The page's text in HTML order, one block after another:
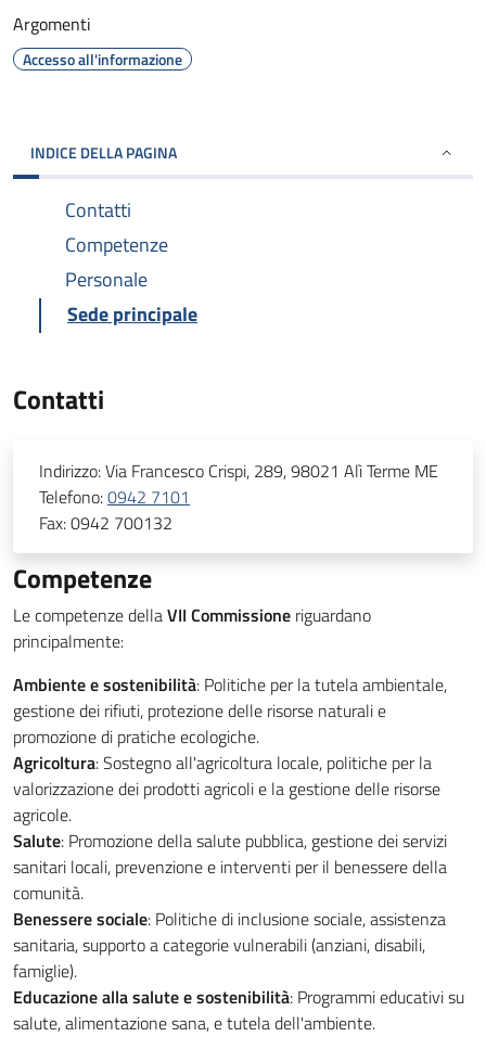
Argomenti
Accesso all'informazione
INDICE DELLA PAGINA
Contatti
Competenze
Personale
Sede principale
Contatti
Indirizzo:Via Francesco Crispi, 289, 98021 Alì Terme ME
Telefono:0942 7101
Fax:0942 700132
Competenze
Le competenze dellaVII Commissione riguardano
principalmente:
Ambiente e sostenibilità: Politiche per la tutela ambientale,
gestione dei rifiuti, protezione delle risorse naturali e
promozione di pratiche ecologiche.
Agricoltura: Sostegno all'agricoltura locale, politiche per la
valorizzazione dei prodotti agricoli e la gestione delle risorse
agricole.
Salute: Promozione della salute pubblica, gestione dei servizi
sanitari locali, prevenzione e interventi per il benessere della
comunità.
Benessere sociale: Politiche di inclusione sociale, assistenza
sanitaria, supporto a categorie vulnerabili (anziani, disabili,
famiglie).
Educazione alla salute e sostenibilità: Programmi educativi su
salute, alimentazione sana, e tutela dell'ambiente.